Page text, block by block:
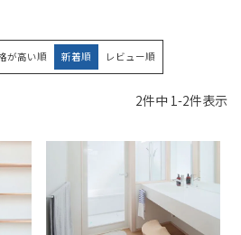
が高い順 新着順 レビュー順
2件中 1-2件表示